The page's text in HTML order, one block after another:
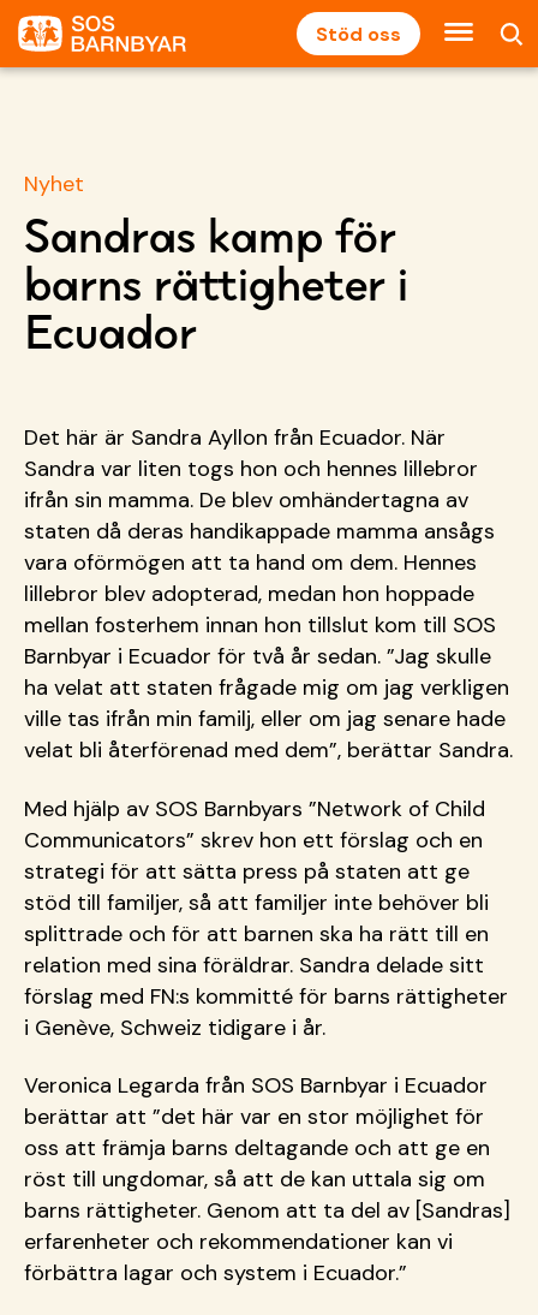
Stöd oss
Nyhet
Sandras kamp för
barns rättigheter i
Ecuador
Det här är Sandra Ayllon från Ecuador. När
Sandra var liten togs hon och hennes lillebror
ifrån sin mamma. De blev omhändertagna av
staten då deras handikappade mamma ansågs
vara oförmögen att ta hand om dem. Hennes
lillebror blev adopterad, medan hon hoppade
mellan fosterhem innan hon tillslut kom till SOS
Barnbyar i Ecuador för två år sedan. ”Jag skulle
ha velat att staten frågade mig om jag verkligen
ville tas ifrån min familj, eller om jag senare hade
velat bli återförenad med dem”, berättar Sandra.
Med hjälp av SOS Barnbyars ”Network of Child
Communicators” skrev hon ett förslag och en
strategi för att sätta press på staten att ge
stöd till familjer, så att familjer inte behöver bli
splittrade och för att barnen ska ha rätt till en
relation med sina föräldrar. Sandra delade sitt
förslag med FN:s kommitté för barns rättigheter
i Genève, Schweiz tidigare i år.
Veronica Legarda från SOS Barnbyar i Ecuador
berättar att ”det här var en stor möjlighet för
oss att främja barns deltagande och att ge en
röst till ungdomar, så att de kan uttala sig om
barns rättigheter. Genom att ta del av [Sandras]
erfarenheter och rekommendationer kan vi
förbättra lagar och system i Ecuador.”